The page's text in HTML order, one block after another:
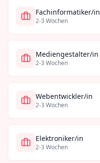
Fachinformatiker/in
2-3 Wochen
Mediengestalter/in
2-3 Wochen
Webentwickler/in
2-3 Wochen
Elektroniker/in
2-3 Wochen